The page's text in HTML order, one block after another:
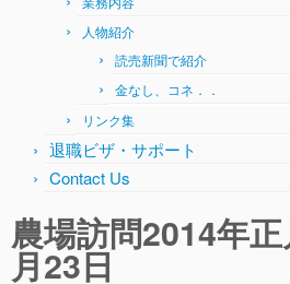
人物紹介
読売新聞で紹介
金なし、コネ．．
リンク集
退職ビザ・サポート
Contact Us
農場訪問2014年
月23日